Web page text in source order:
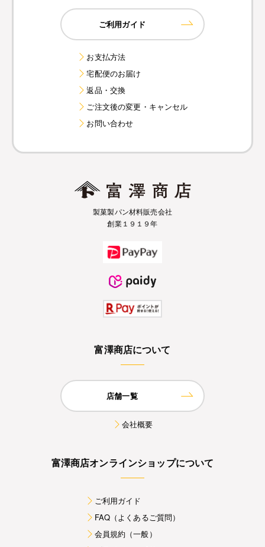
ご利用ガイド
お支払方法
宅配便のお届け
返品・交換
ご注文後の変更・キャンセル
お問い合わせ
製菓製パン材料販売会社
創業１９１９年
富澤商店について
店舗一覧
会社概要
富澤商店オンラインショップについて
ご利用ガイド
FAQ（よくあるご質問）
会員規約（一般）